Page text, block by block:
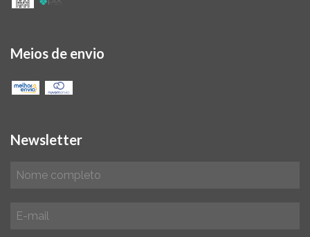
Meios de envio
Newsletter